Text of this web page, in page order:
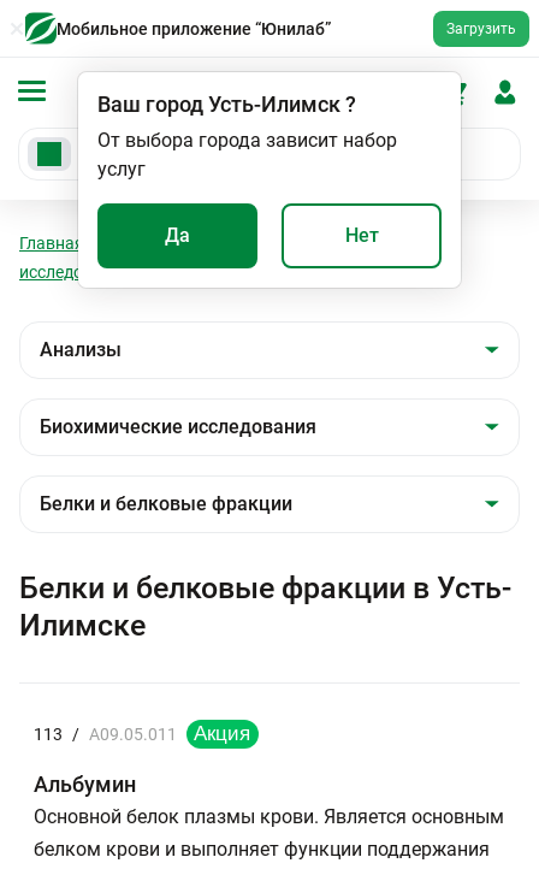
Мобильное приложение “Юнилаб” Загрузить
Ваш городУсть-Илимск?
От выбора города зависит набор
услуг
Да Нет
Главная Анализы
Биохимические
исследования
Белки и белковые фракции
Белки и белковые фракции в Усть-
Илимске
113 / A09.05.011
Альбумин
Основной белок плазмы крови. Является основным
белком крови и выполняет функции поддержания